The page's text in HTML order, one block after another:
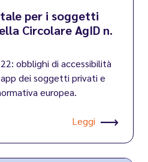
per i soggetti
Circolare AgID n.
obblighi di accessibilità
dei soggetti privati e
europea.
Leggi